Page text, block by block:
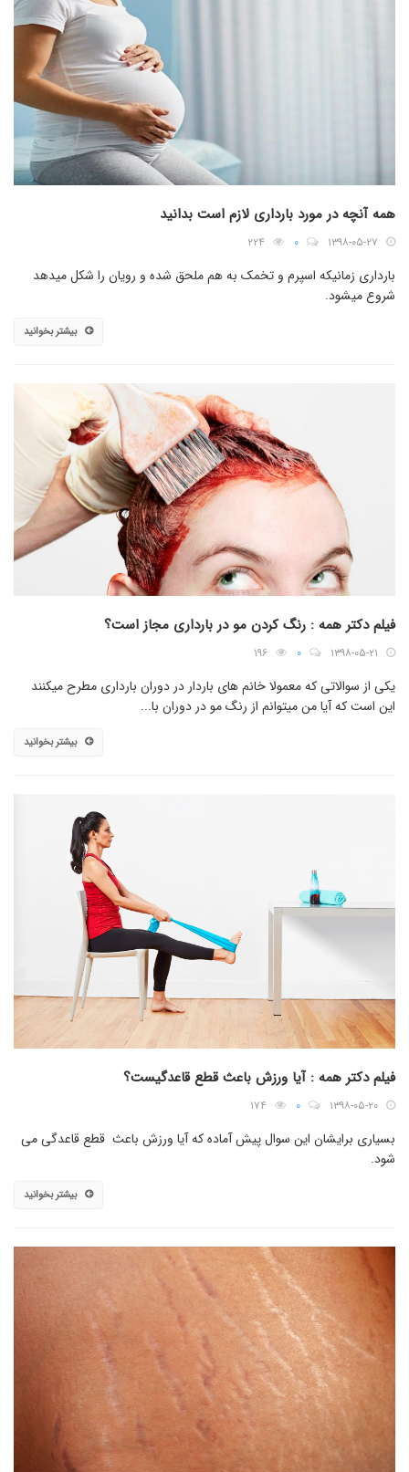
همه آنچه در مورد بارداری لازم است بدانید
۱۳۹۸-۰۵-۲۷ ۰ ۲۲۴
بارداری زمانیکه اسپرم و تخمک به هم ملحق شده و رویان را شکل میدهد
شروع میشود.
بیشتر بخوانید
فیلم دکتر همه : رنگ کردن مو در بارداری مجاز است؟
۱۳۹۸-۰۵-۲۱ ۰ ۱۹۶
یکی از سوالاتی که معمولا خانم های باردار در دوران بارداری مطرح میکنند
این است که آیا من میتوانم از رنگ مو در دوران با...
بیشتر بخوانید
فیلم دکتر همه : آیا ورزش باعث قطع قاعدگیست؟
۱۳۹۸-۰۵-۲۰ ۰ ۱۷۴
بسیاری برایشان این سوال پیش آماده که آیا ورزش باعث قطع قاعدگی می
شود.
بیشتر بخوانید